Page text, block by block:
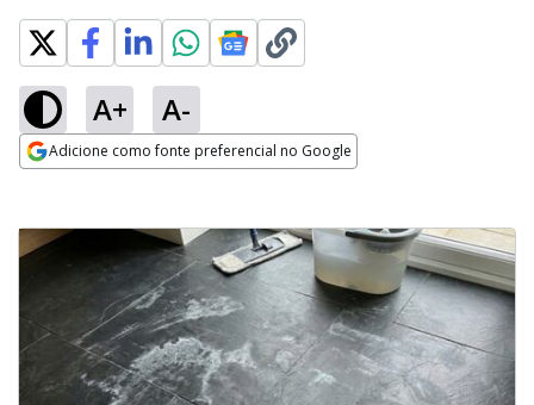
A+ A-
Adicione como fonte preferencial no Google